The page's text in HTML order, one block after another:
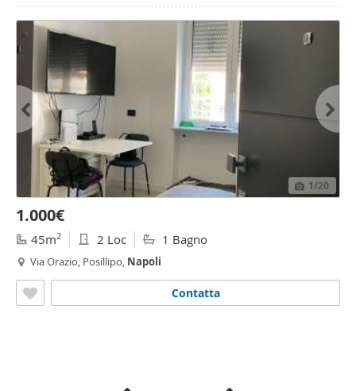
1/20
1.000€
45m2 2 Loc 1 Bagno
Via Orazio, Posillipo, Napoli
Contatta